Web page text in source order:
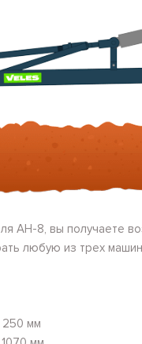
АН-8, вы получаете
любую из трех
250 мм